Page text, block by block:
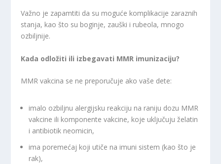
Važno je zapamtiti da su moguće komplikacije zaraznih
stanja, kao što su boginje, zauški i rubeola, mnogo
ozbiljnije.
Kada odložiti ili izbegavati MMR imunizaciju?
MMR vakcina se ne preporučuje ako vaše dete:
imalo ozbiljnu alergijsku reakciju na raniju dozu MMR
vakcine ili komponente vakcine, koje uključuju želatin
i antibiotik neomicin,
ima poremećaj koji utiče na imuni sistem (kao što je
rak),